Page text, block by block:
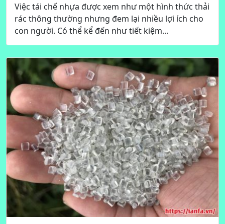
Việc tái chế nhựa được xem như một hình thức thải
rác thông thường nhưng đem lại nhiều lợi ích cho
con người. Có thể kể đến như tiết kiệm...